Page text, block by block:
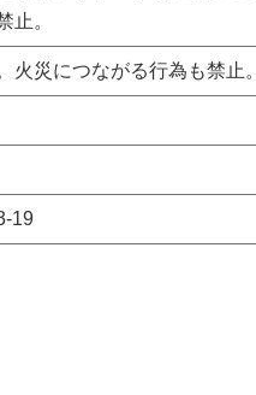
止。
火災につながる行為も禁止。
19